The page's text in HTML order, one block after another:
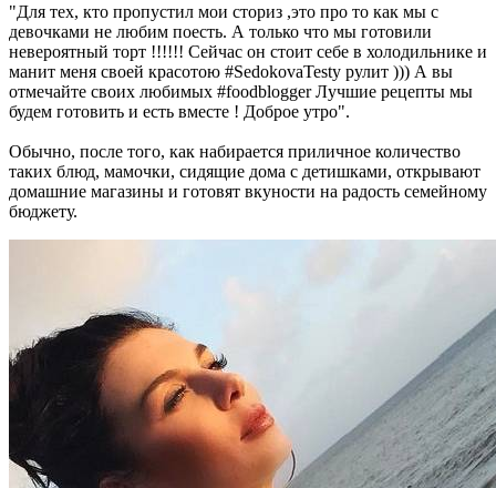
"Для тех, кто пропустил мои сториз ,это про то как мы с
девочками не любим поесть. А только что мы готовили
невероятный торт !!!!!! Сейчас он стоит себе в холодильнике и
манит меня своей красотою #SedokovaTesty рулит ))) А вы
отмечайте своих любимых #foodblogger Лучшие рецепты мы
будем готовить и есть вместе ! Доброе утро".
Обычно, после того, как набирается приличное количество
таких блюд, мамочки, сидящие дома с детишками, открывают
домашние магазины и готовят вкуности на радость семейному
бюджету.